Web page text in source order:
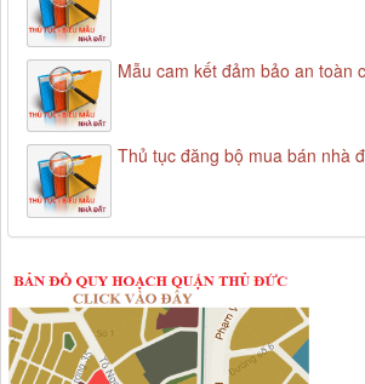
Mẫu cam kết đảm bảo an toàn
Thủ tục đăng bộ mua bán nhà